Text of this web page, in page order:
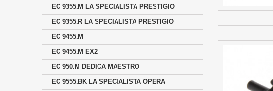
EC 9355.M LA SPECIALISTA PRESTIGIO
EC 9355.R LA SPECIALISTA PRESTIGIO
EC 9455.M
EC 9455.M EX2
EC 950.M DEDICA MAESTRO
EC 9555.BK LA SPECIALISTA OPERA